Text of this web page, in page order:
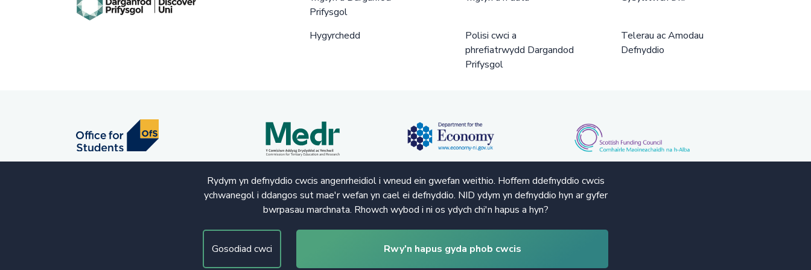
Rydym yn defnyddio cwcis angenrheidiol i wneud ein gwefan weithio. Hoffem ddefnyddio cwcis
ychwanegol i ddangos sut mae'r wefan yn cael ei defnyddio. NID ydym yn defnyddio hyn ar gyfer
bwrpasau marchnata. Rhowch wybod i ni os ydych chi'n hapus a hyn?
Gosodiad cwci Rwy'n hapus gyda phob cwcis
Prifysgol
Hygyrchedd
Polisi cwci a
phrefiatrwydd Dargandod
Prifysgol
Telerau ac Amodau
Defnyddio
© Hawlfraint 2020. Cedwir Pob Hawl